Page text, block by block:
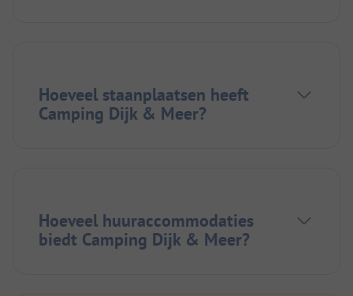
Hoeveel staanplaatsen heeft
Camping Dijk & Meer?
Hoeveel huuraccommodaties
biedt Camping Dijk & Meer?